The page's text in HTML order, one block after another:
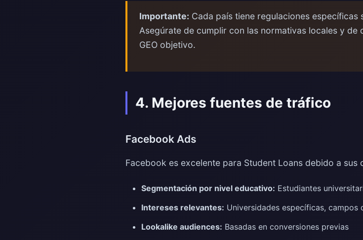
Importante: Cada país tiene regulaciones
Asegúrate de cumplir con las normativas locales y de
GEO objetivo.
4. Mejores fuentes de tráfico
Facebook Ads
Facebook es excelente para Student Loans debido a
Segmentación por nivel educativo: Estudiantes
Intereses relevantes: Universidades específicas, campos
Lookalike audiences: Basadas en conversiones previas